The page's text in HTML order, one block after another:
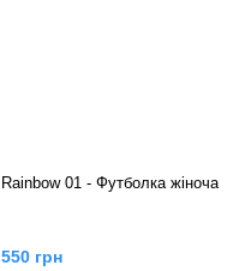
Rainbow 01 - Футболка жіноча
550 грн